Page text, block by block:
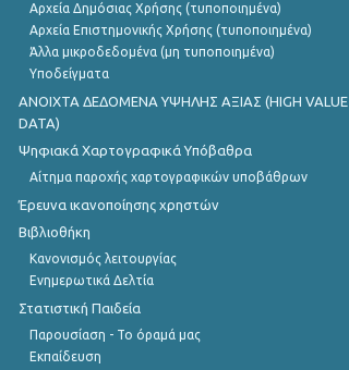
Αρχεία Δημόσιας Χρήσης (τυποποιημένα)
Αρχεία Επιστημονικής Χρήσης (τυποποιημένα)
Άλλα μικροδεδομένα (μη τυποποιημένα)
Υποδείγματα
ANOIXTA ΔΕΔΟΜΕΝΑ ΥΨΗΛΗΣ ΑΞΙΑΣ (HIGH VALUE
DATA)
Ψηφιακά Χαρτογραφικά Υπόβαθρα
Αίτημα παροχής χαρτογραφικών υποβάθρων
Έρευνα ικανοποίησης χρηστών
Βιβλιοθήκη
Κανονισμός λειτουργίας
Ενημερωτικά Δελτία
Στατιστική Παιδεία
Παρουσίαση - Το όραμά μας
Εκπαίδευση